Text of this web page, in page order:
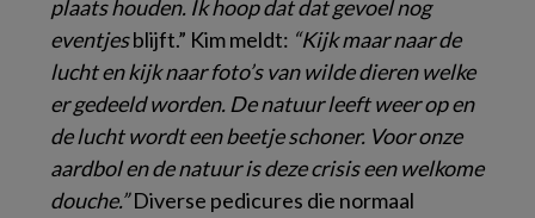
plaats houden. Ik hoop dat dat gevoel nog
eventjesblijft.” Kim meldt: “Kijk maar naar de
lucht en kijk naar foto’s van wilde dieren welke
er gedeeld worden. De natuur leeft weer op en
de lucht wordt een beetje schoner. Voor onze
aardbol en de natuur is deze crisis een welkome
douche.”Diverse pedicures die normaal